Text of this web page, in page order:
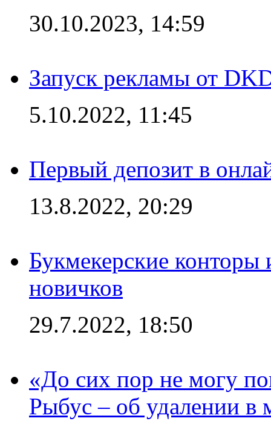
30.10.2023, 14:59
Запуск рекламы от
5.10.2022, 11:45
Первый депозит в
13.8.2022, 20:29
Букмекерские конторы
новичков
29.7.2022, 18:50
«До сих пор не могу
Рыбус – об удалении в